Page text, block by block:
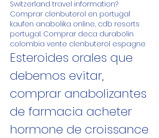
Switzerland travel information?
Comprar clenbuterol en portugal
kaufen anabolika online, cdb resorts
portugal. Comprar deca durabolin
colombia vente clenbuterol espagne
Esteroides orales que
debemos evitar,
comprar anabolizantes
de farmacia acheter
hormone de croissance